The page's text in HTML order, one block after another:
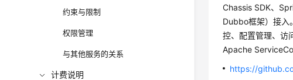
约束与限制
权限管理
与其他服务的关系
计费说明
Chassis SDK、
Dubbo框架）接入
控、配置管理、访
Apache
https://